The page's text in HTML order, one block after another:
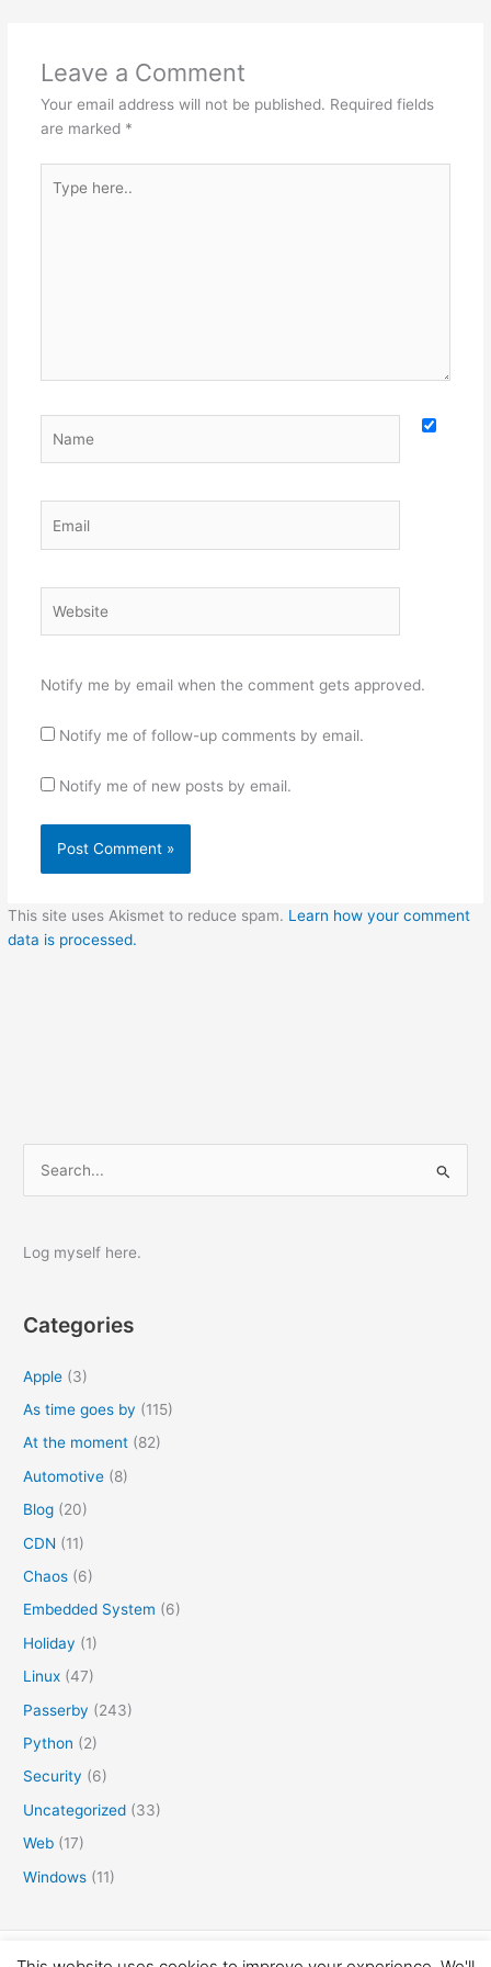
Leave a Comment
Your email address will not be published. Required fields
are marked *
here..
Notify me by email when the comment gets approved.
Notify me of follow-up comments by email.
Notify me of new posts by email.
This site uses Akismet to reduce spam. Learn how your comment
data is processed.
r
f
Log myself here.
Categories
Apple (3)
As time goes by (115)
At the moment (82)
Automotive (8)
Blog (20)
CDN (11)
Chaos (6)
Embedded System (6)
Holiday (1)
Linux (47)
Passerby (243)
Python (2)
Security (6)
Uncategorized (33)
Web (17)
Windows (11)